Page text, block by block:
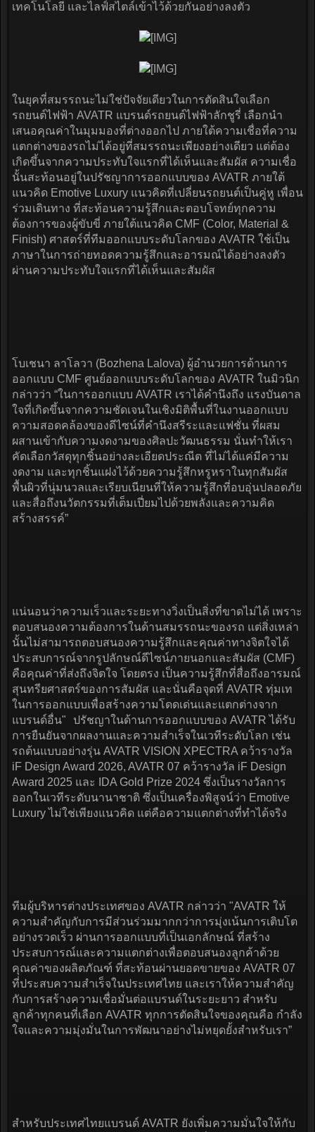
เทคโนโลยี และไลฟ์สไตล์เข้าไว้ด้วยกันอย่างลงตัว
ในยุคที่สมรรถนะไม่ใช่ปัจจัยเดียวในการตัดสินใจเลือก
รถยนต์ไฟฟ้า AVATR แบรนด์รถยนต์ไฟฟ้าลักชูรี่ เลือกนำ
เสนอคุณค่าในมุมมองที่ต่างออกไป ภายใต้ความเชื่อที่ความ
แตกต่างของรถไม่ได้อยู่ที่สมรรถนะเพียงอย่างเดียว แต่ต้อง
เกิดขึ้นจากความประทับใจแรกที่ได้เห็นและสัมผัส ความเชื่อ
นั้นสะท้อนอยู่ในปรัชญาการออกแบบของ AVATR ภายใต้
แนวคิด Emotive Luxury แนวคิดที่เปลี่ยนรถยนต์เป็นคู่หู เพื่อน
ร่วมเดินทาง ที่สะท้อนความรู้สึกและตอบโจทย์ทุกความ
ต้องการของผู้ขับขี่ ภายใต้แนวคิด CMF (Color, Material &
Finish) ศาสตร์ที่ทีมออกแบบระดับโลกของ AVATR ใช้เป็น
ภาษาในการถ่ายทอดความรู้สึกและอารมณ์ได้อย่างลงตัว
ผ่านความประทับใจแรกที่ได้เห็นและสัมผัส
โบเชนา ลาโลวา (Bozhena Lalova) ผู้อำนวยการด้านการ
ออกแบบ CMF ศูนย์ออกแบบระดับโลกของ AVATR ในมิวนิก
กล่าวว่า “ในการออกแบบ AVATR เราได้คำนึงถึง แรงบันดาล
ใจที่เกิดขึ้นจากความชัดเจนในเชิงมิติพื้นที่ในงานออกแบบ
ความสอดคล้องของดีไซน์ที่คำนึงสรีระและแฟชั่น ที่ผสม
ผสานเข้ากับความงดงามของศิลปะวัฒนธรรม นั่นทำให้เรา
คัดเลือกวัสดุทุกชิ้นอย่างละเอียดประณีต ที่ไม่ได้แค่มีความ
งดงาม และทุกชิ้นแฝงไว้ด้วยความรู้สึกหรูหราในทุกสัมผัส
พื้นผิวที่นุ่มนวลและเรียบเนียนที่ให้ความรู้สึกที่อบอุ่นปลอดภัย
และสื่อถึงนวัตกรรมที่เต็มเปี่ยมไปด้วยพลังและความคิด
สร้างสรรค์”
แน่นอนว่าความเร็วและระยะทางวิ่งเป็นสิ่งที่ขาดไม่ได้ เพราะ
ตอบสนองความต้องการในด้านสมรรถนะของรถ แต่สิ่งเหล่า
นั้นไม่สามารถตอบสนองความรู้สึกและคุณค่าทางจิตใจได้
ประสบการณ์จากรูปลักษณ์ดีไซน์ภายนอกและสัมผัส (CMF)
คือคุณค่าที่ส่งถึงจิตใจ โดยตรง เป็นความรู้สึกที่สื่อถึงอารมณ์
สุนทรียศาสตร์ของการสัมผัส และนั่นคือจุดที่ AVATR ทุ่มเท
ในการออกแบบเพื่อสร้างความโดดเด่นและแตกต่างจาก
แบรนด์อื่น" ปรัชญาในด้านการออกแบบของ AVATR ได้รับ
การยืนยันจากผลงานและความสำเร็จในเวทีระดับโลก เช่น
รถต้นแบบอย่างรุ่น AVATR VISION XPECTRA คว้ารางวัล
iF Design Award 2026, AVATR 07 คว้ารางวัล iF Design
Award 2025 และ IDA Gold Prize 2024 ซึ่งเป็นรางวัลการ
ออกในเวทีระดับนานาชาติ ซึ่งเป็นเครื่องพิสูจน์ว่า Emotive
Luxury ไม่ใช่เพียงแนวคิด แต่คือความแตกต่างที่ทำได้จริง
ทีมผู้บริหารต่างประเทศของ AVATR กล่าวว่า "AVATR ให้
ความสำคัญกับการมีส่วนร่วมมากกว่าการมุ่งเน้นการเติบโต
อย่างรวดเร็ว ผ่านการออกแบบที่เป็นเอกลักษณ์ ที่สร้าง
ประสบการณ์และความแตกต่างเพื่อตอบสนองลูกค้าด้วย
คุณค่าของผลิตภัณฑ์ ที่สะท้อนผ่านยอดขายของ AVATR 07
ที่ประสบความสำเร็จในประเทศไทย และเราให้ความสำคัญ
กับการสร้างความเชื่อมั่นต่อแบรนด์ในระยะยาว สำหรับ
ลูกค้าทุกคนที่เลือก AVATR ทุกการตัดสินใจของคุณคือ กำลัง
ใจและความมุ่งมั่นในการพัฒนาอย่างไม่หยุดยั้งสำหรับเรา”
สำหรับประเทศไทยแบรนด์ AVATR ยังเพิ่มความมั่นใจให้กับ